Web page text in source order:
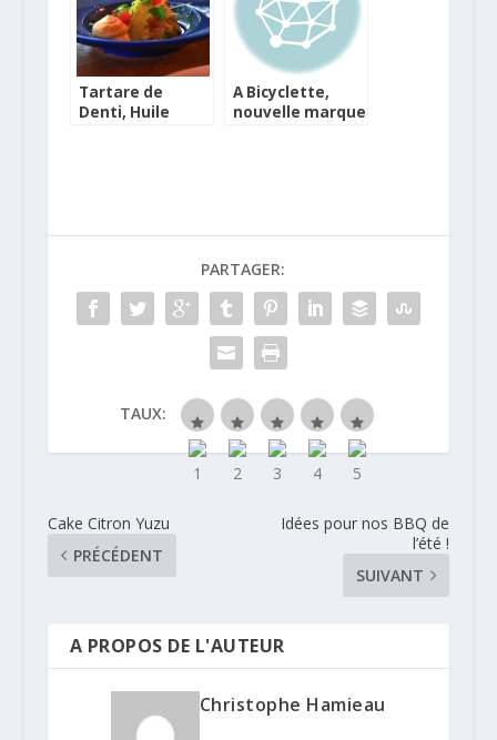
Tartare de
Denti, Huile
A Bicyclette,
nouvelle marque
PARTAGER:
TAUX:
Cake Citron Yuzu
PRÉCÉDENT
Idées pour nos BBQ de
l’été !
SUIVANT
A PROPOS DE L'AUTEUR
Christophe Hamieau